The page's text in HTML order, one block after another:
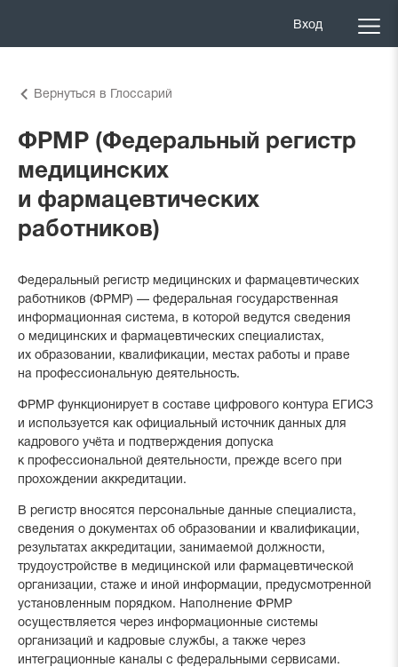
Вход
Вернуться в Глоссарий
ФРМР (Федеральный регистр
медицинских
и фармацевтических
работников)
Федеральный регистр медицинских и фармацевтических
работников (ФРМР) — федеральная государственная
информационная система, в которой ведутся сведения
о медицинских и фармацевтических специалистах,
их образовании, квалификации, местах работы и праве
на профессиональную деятельность.
ФРМР функционирует в составе цифрового контура ЕГИСЗ
и используется как официальный источник данных для
кадрового учёта и подтверждения допуска
к профессиональной деятельности, прежде всего при
прохождении аккредитации.
В регистр вносятся персональные данные специалиста,
сведения о документах об образовании и квалификации,
результатах аккредитации, занимаемой должности,
трудоустройстве в медицинской или фармацевтической
организации, стаже и иной информации, предусмотренной
установленным порядком. Наполнение ФРМР
осуществляется через информационные системы
организаций и кадровые службы, а также через
интеграционные каналы с федеральными сервисами.